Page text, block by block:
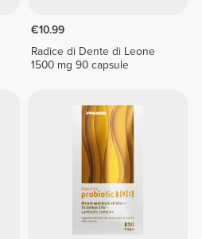
€10.99
Radice di Dente di Leone
1500 mg 90 capsule